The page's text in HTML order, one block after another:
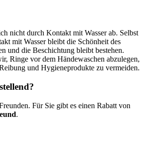
nicht durch Kontakt mit Wasser ab. Selbst
mit Wasser bleibt die Schönheit des
und die Beschichtung bleibt bestehen.
Ringe vor dem Händewaschen abzulegen,
und Hygieneprodukte zu vermeiden.
Für Sie gibt es einen Rabatt von
.